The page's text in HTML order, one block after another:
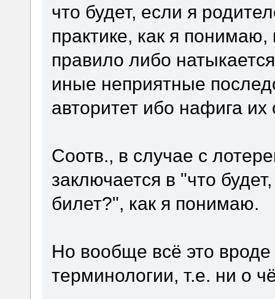
что будет, если я
практике, как я понимаю,
правило либо
иные неприятные
авторитет ибо нафига
Соотв., в случае с
заключается в "что
билет?", как я понимаю.
Но вообще всё это вроде
терминологии, т.е. ни о